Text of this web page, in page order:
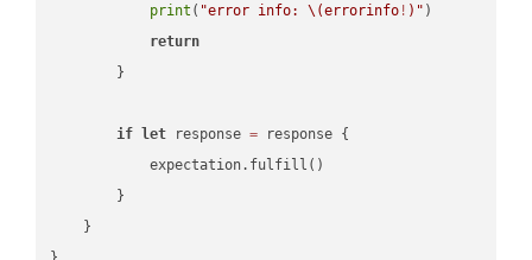
print ( "error info: \(errorinfo ! ) " )
return
        }
if let response = response {
            expectation.fulfill()
        }
    }